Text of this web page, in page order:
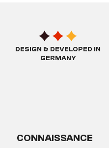
DESIGN & DEVELOPED IN
GERMANY
CONNAISSANCE